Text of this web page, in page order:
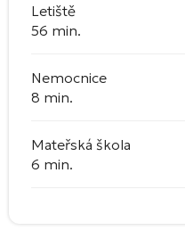
Letiště
56 min.
Nemocnice
8 min.
Mateřská škola
6 min.